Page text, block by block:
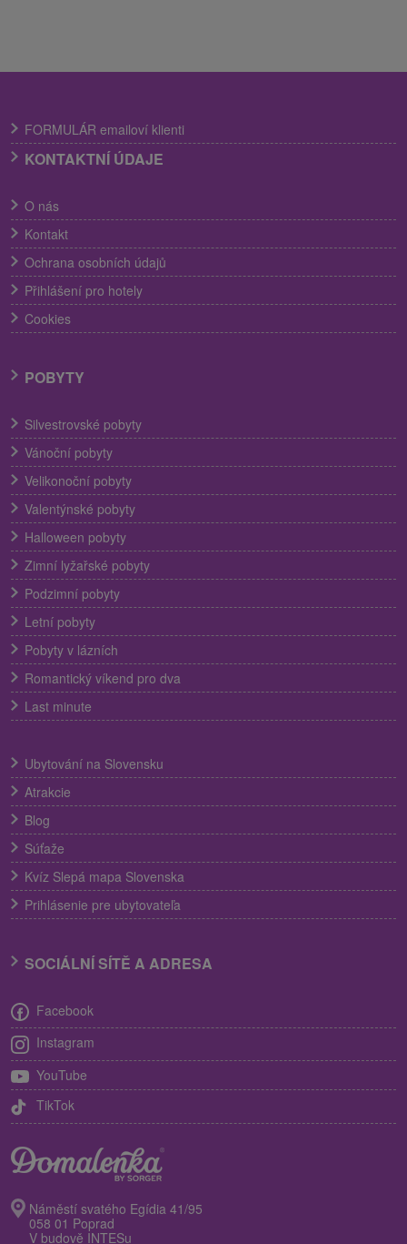
FORMULÁR emailoví klienti
KONTAKTNÍ ÚDAJE
O nás
Kontakt
Ochrana osobních údajů
Přihlášení pro hotely
Cookies
POBYTY
Silvestrovské pobyty
Vánoční pobyty
Velikonoční pobyty
Valentýnské pobyty
Halloween pobyty
Zimní lyžařské pobyty
Podzimní pobyty
Letní pobyty
Pobyty v lázních
Romantický víkend pro dva
Last minute
Ubytování na Slovensku
Atrakcie
Blog
Súťaže
Kvíz Slepá mapa Slovenska
Prihlásenie pre ubytovateľa
SOCIÁLNÍ SÍTĚ A ADRESA
Facebook
Instagram
YouTube
TikTok
Náměstí svatého Egídia 41/95
058 01 Poprad
V budově INTESu